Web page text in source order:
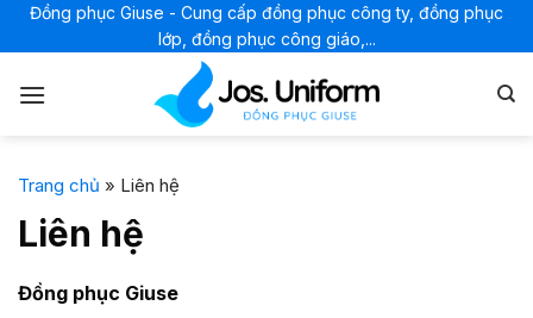
dung
Đồng phục Giuse - Cung cấp đồng phục công ty, đồng phục
lớp, đồng phục công giáo,...
Trang chủ » Liên hệ
Liên hệ
Đồng phục Giuse